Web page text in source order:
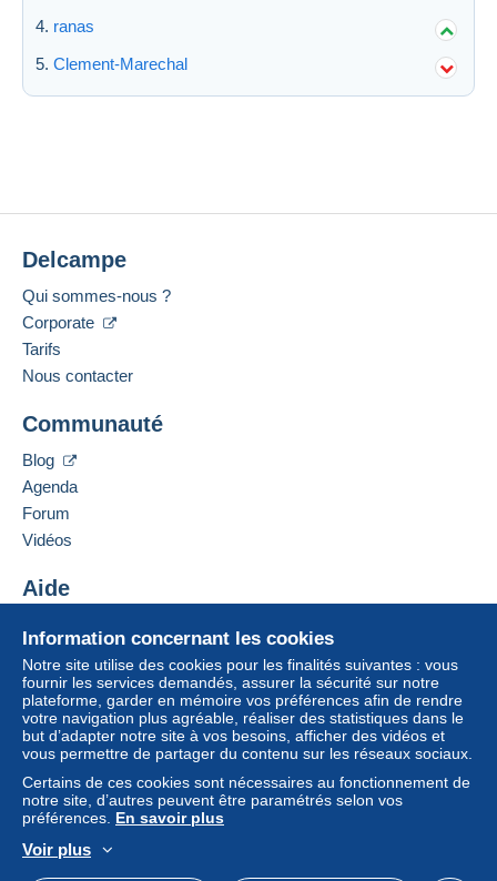
ranas
Clement-Marechal
Information concernant les cookies
Notre site utilise des cookies pour les finalités suivantes : vous
fournir les services demandés, assurer la sécurité sur notre
plateforme, garder en mémoire vos préférences afin de rendre
votre navigation plus agréable, réaliser des statistiques dans le
but d’adapter notre site à vos besoins, afficher des vidéos et
vous permettre de partager du contenu sur les réseaux sociaux.
Certains de ces cookies sont nécessaires au fonctionnement de
notre site, d’autres peuvent être paramétrés selon vos
préférences. En savoir plus
Voir plus
Delcampe
Qui sommes-nous ?
Corporate
Tarifs
Nous contacter
Communauté
Blog
Agenda
Forum
Vidéos
Aide
Acheter sur Delcampe
Vendre sur Delcampe
Un site sécurisé